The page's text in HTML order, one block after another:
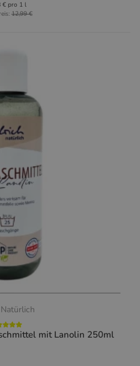
€ pro 1 l
12,99 €
mit Lanolin 250ml